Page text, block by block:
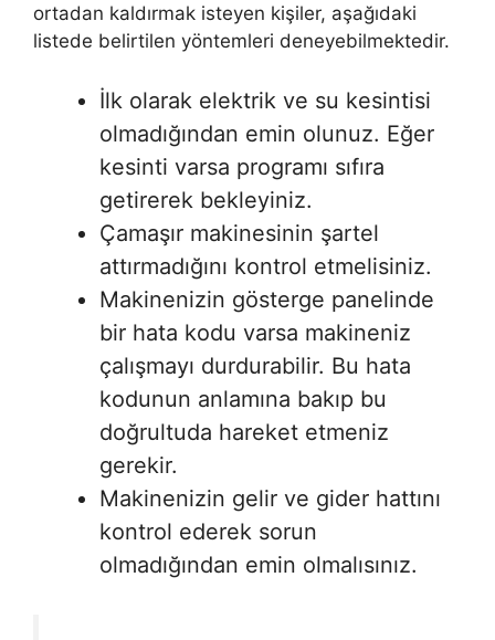
ortadan kaldırmak isteyen kişiler, aşağıdaki
listede belirtilen yöntemleri deneyebilmektedir.
İlk olarak elektrik ve su kesintisi
olmadığından emin olunuz. Eğer
kesinti varsa programı sıfıra
getirerek bekleyiniz.
Çamaşır makinesinin şartel
attırmadığını kontrol etmelisiniz.
Makinenizin gösterge panelinde
bir hata kodu varsa makineniz
çalışmayı durdurabilir. Bu hata
kodunun anlamına bakıp bu
doğrultuda hareket etmeniz
gerekir.
Makinenizin gelir ve gider hattını
kontrol ederek sorun
olmadığından emin olmalısınız.